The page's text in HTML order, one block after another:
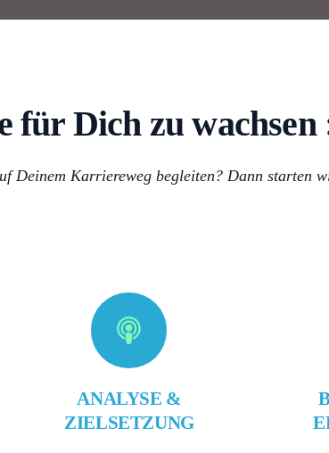
für Dich zu wachsen
Deinem Karriereweg begleiten? Dann starten
ANALYSE &
ZIELSETZUNG